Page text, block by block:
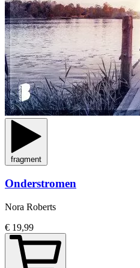
fragment
Onderstromen
Nora Roberts
€ 19,99